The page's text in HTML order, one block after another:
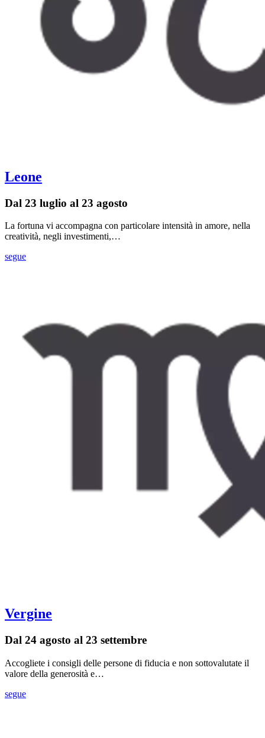
Leone
Dal 23 luglio al 23 agosto
La fortuna vi accompagna con particolare intensità in amore, nella
creatività, negli investimenti,…
segue
Vergine
Dal 24 agosto al 23 settembre
Accogliete i consigli delle persone di fiducia e non sottovalutate il
valore della generosità e…
segue